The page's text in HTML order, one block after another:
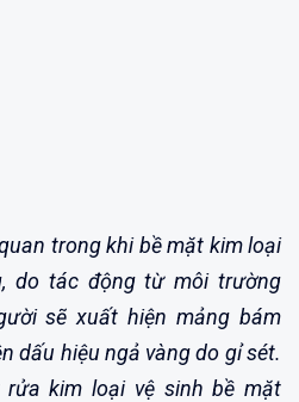
trong khi bề mặt kim loại
do tác động từ môi trường
sẽ xuất hiện mảng bám
dấu hiệu ngả vàng do gỉ sét.
kim loại vệ sinh bề mặt